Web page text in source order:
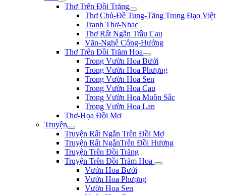
Thơ Trên Đồi Trăng
Thơ Chủ-Đề Tung-Tăng Trong Đạo Việt
Tranh Thơ-Nhac
Thơ Rất Ngắn Trầu Cau
Văn-Nghệ Cộng-Hưởng
Thơ Trên Đồi Trăm Hoa
Trong Vườn Hoa Bưởi
Trong Vườn Hoa Phượng
Trong Vườn Hoa Sen
Trong Vườn Hoa Cau
Trong Vườn Hoa Muôn Sắc
Trong Vườn Hoa Lan
Thơ-Họa Đồi Mơ
Truyện
Truyện Rất Ngắn Trên Đồi Mơ
Truyện Rất NgắnTrên Đồi Hương
Truyện Trên Đồi Trăng
Truyện Trên Đồi Trăm Hoa
Vườn Hoa Bưởi
Vườn Hoa Phượng
Vườn Hoa Sen